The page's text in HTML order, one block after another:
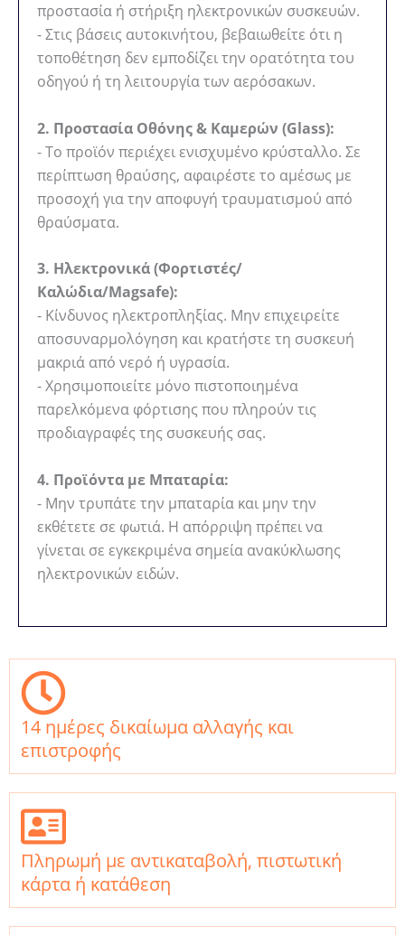
προστασία ή στήριξη ηλεκτρονικών συσκευών.
- Στις βάσεις αυτοκινήτου, βεβαιωθείτε ότι η
τοποθέτηση δεν εμποδίζει την ορατότητα του
οδηγού ή τη λειτουργία των αερόσακων.
2. Προστασία Οθόνης & Καμερών (Glass):
- Το προϊόν περιέχει ενισχυμένο κρύσταλλο. Σε
περίπτωση θραύσης, αφαιρέστε το αμέσως με
προσοχή για την αποφυγή τραυματισμού από
θραύσματα.
3. Ηλεκτρονικά (Φορτιστές/
Καλώδια/Magsafe):
- Κίνδυνος ηλεκτροπληξίας. Μην επιχειρείτε
αποσυναρμολόγηση και κρατήστε τη συσκευή
μακριά από νερό ή υγρασία.
- Χρησιμοποιείτε μόνο πιστοποιημένα
παρελκόμενα φόρτισης που πληρούν τις
προδιαγραφές της συσκευής σας.
4. Προϊόντα με Μπαταρία:
- Μην τρυπάτε την μπαταρία και μην την
εκθέτετε σε φωτιά. Η απόρριψη πρέπει να
γίνεται σε εγκεκριμένα σημεία ανακύκλωσης
ηλεκτρονικών ειδών.
14 ημέρες δικαίωμα αλλαγής και
επιστροφής
Πληρωμή με αντικαταβολή, πιστωτική
κάρτα ή κατάθεση